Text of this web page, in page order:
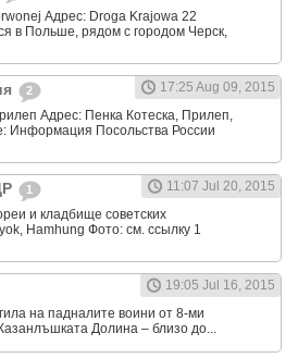
Адрес: Droga Krajowa 22
в Польше, рядом с городом Черск,
2
17:25 Aug 09, 2015
Адрес: Пенка Котеска, Прилеп,
Информация Посольства России
1
11:07 Jul 20, 2015
и кладбище советских
Hamhung Фото: см. ссылку 1
19:05 Jul 16, 2015
на падналите воини от 8-ми
Долина – близо до...